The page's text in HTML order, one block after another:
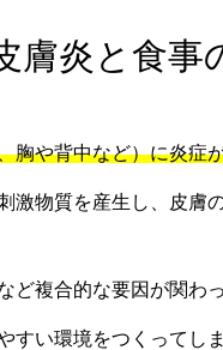
膚炎と食事
胸や背中など）に炎症
物質を産生し、皮膚
ど複合的な要因が関わ
い環境をつくってし